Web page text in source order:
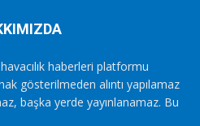
haberleri platformu
gösterilmeden alıntı yapılamaz
başka yerde yayınlanamaz. Bu